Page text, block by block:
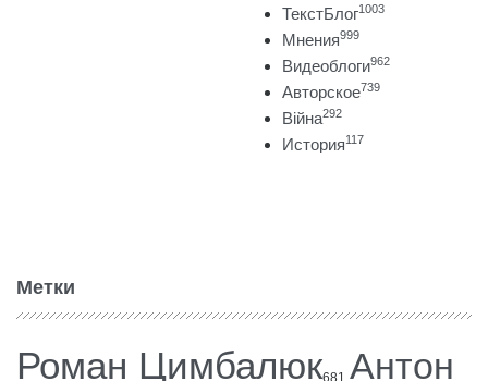
ТекстБлог1003
Мнения999
Видеоблоги962
Авторское739
Війна292
История117
Метки
Роман Цимбалюк681 Антон